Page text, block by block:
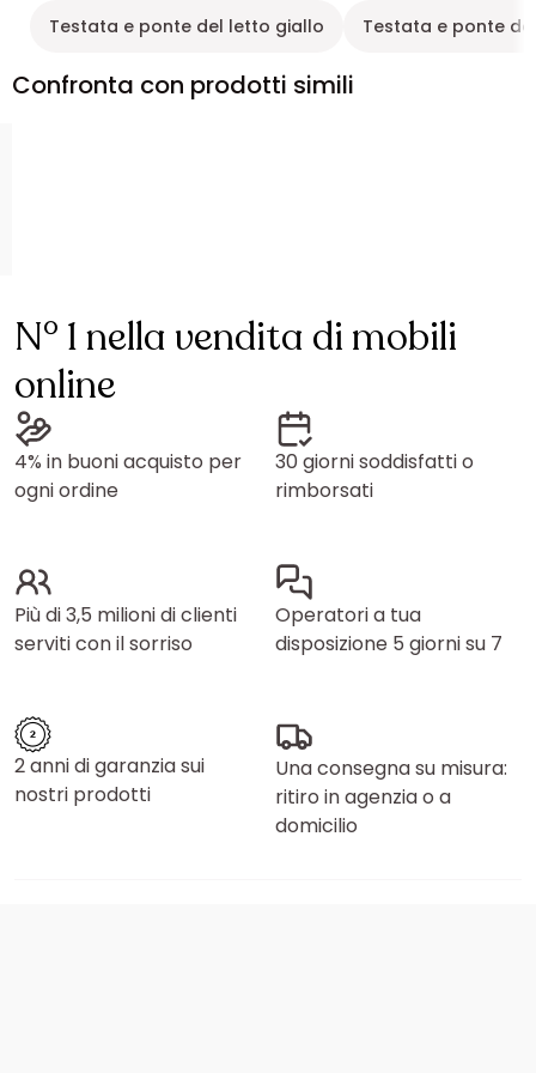
Testata e ponte del letto giallo Testata e ponte
Confronta con prodotti simili
N° 1 nella vendita di mobili
online
4% in buoni acquisto per
ogni ordine
30 giorni soddisfatti o
rimborsati
Più di 3,5 milioni di clienti
serviti con il sorriso
Operatori a tua
disposizione 5 giorni su 7
2 anni di garanzia sui
nostri prodotti
Una consegna su misura:
ritiro in agenzia o a
domicilio